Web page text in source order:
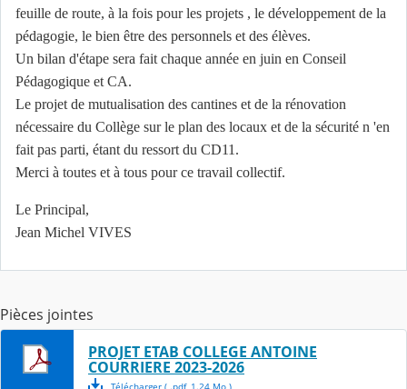
feuille de route, à la fois pour les projets , le développement de la
pédagogie, le bien être des personnels et des élèves.
Un bilan d'étape sera fait chaque année en juin en Conseil
Pédagogique et CA.
Le projet de mutualisation des cantines et de la rénovation
nécessaire du Collège sur le plan des locaux et de la sécurité n 'en
fait pas parti, étant du ressort du CD11.
Merci à toutes et à tous pour ce travail collectif.
Le Principal,
Jean Michel VIVES
Pièces jointes
PROJET ETAB COLLEGE ANTOINE
COURRIERE 2023-2026